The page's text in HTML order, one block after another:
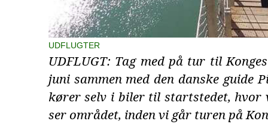
UDFLUGTER
UDFLUGT: Tag med på tur til
juni sammen med den danske guide
kører selv i biler til startstedet, hvor
ser området, inden vi går turen på